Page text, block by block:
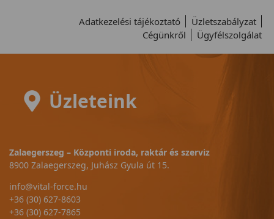
Adatkezelési tájékoztató
Üzletszabályzat
Cégünkről
Ügyfélszolgálat
Üzleteink
Zalaegerszeg – Központi iroda, raktár és szerviz
8900 Zalaegerszeg, Juhász Gyula út 15.
info@vital-force.hu
+36 (30) 627-8603
+36 (30) 627-7865